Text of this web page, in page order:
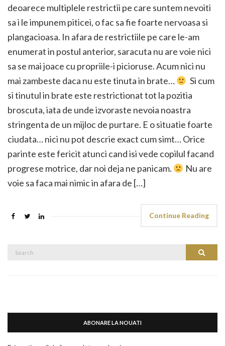
deoarece multiplele restrictii pe care suntem nevoiti
sa i le impunem piticei, o fac sa fie foarte nervoasa si
plangacioasa. In afara de restrictiile pe care le-am
enumerat in postul anterior, saracuta nu are voie nici
sa se mai joace cu propriile-i picioruse. Acum nici nu
mai zambeste daca nu este tinuta in brate…
Si cum
si tinutul in brate este restrictionat tot la pozitia
broscuta, iata de unde izvoraste nevoia noastra
stringenta de un mijloc de purtare. E o situatie foarte
ciudata… nici nu pot descrie exact cum simt… Orice
parinte este fericit atunci cand isi vede copilul facand
progrese motrice, dar noi deja ne panicam.
Nu are
voie sa faca mai nimic in afara de […]
Continue Reading
Search
ABONARE LA NOUATI